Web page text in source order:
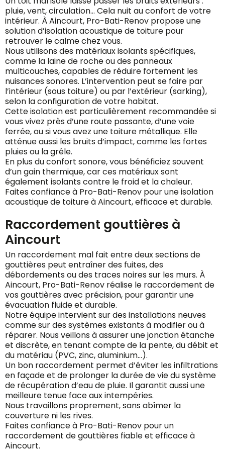
pluie, vent, circulation… Cela nuit au confort de votre
intérieur. À Aincourt, Pro-Bati-Renov propose une
solution d’isolation acoustique de toiture pour
retrouver le calme chez vous.
Nous utilisons des matériaux isolants spécifiques,
comme la laine de roche ou des panneaux
multicouches, capables de réduire fortement les
nuisances sonores. L’intervention peut se faire par
l’intérieur (sous toiture) ou par l’extérieur (sarking),
selon la configuration de votre habitat.
Cette isolation est particulièrement recommandée si
vous vivez près d’une route passante, d’une voie
ferrée, ou si vous avez une toiture métallique. Elle
atténue aussi les bruits d’impact, comme les fortes
pluies ou la grêle.
En plus du confort sonore, vous bénéficiez souvent
d’un gain thermique, car ces matériaux sont
également isolants contre le froid et la chaleur.
Faites confiance à Pro-Bati-Renov pour une isolation
acoustique de toiture à Aincourt, efficace et durable.
Raccordement gouttières à
Aincourt
Un raccordement mal fait entre deux sections de
gouttières peut entraîner des fuites, des
débordements ou des traces noires sur les murs. À
Aincourt, Pro-Bati-Renov réalise le raccordement de
vos gouttières avec précision, pour garantir une
évacuation fluide et durable.
Notre équipe intervient sur des installations neuves
comme sur des systèmes existants à modifier ou à
réparer. Nous veillons à assurer une jonction étanche
et discrète, en tenant compte de la pente, du débit et
du matériau (PVC, zinc, aluminium…).
Un bon raccordement permet d’éviter les infiltrations
en façade et de prolonger la durée de vie du système
de récupération d’eau de pluie. Il garantit aussi une
meilleure tenue face aux intempéries.
Nous travaillons proprement, sans abîmer la
couverture ni les rives.
Faites confiance à Pro-Bati-Renov pour un
raccordement de gouttières fiable et efficace à
Aincourt.